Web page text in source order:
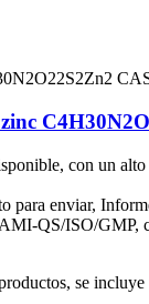
con un
enviar,
QS/ISO/GMP,
se